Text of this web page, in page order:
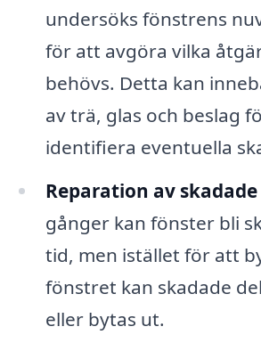
undersöks fönstrens
för att avgöra vilka
behövs. Detta kan
av trä, glas och beslag
identifiera eventuella
Reparation av
gånger kan fönster bli
tid, men istället för att
fönstret kan skadade
eller bytas ut.